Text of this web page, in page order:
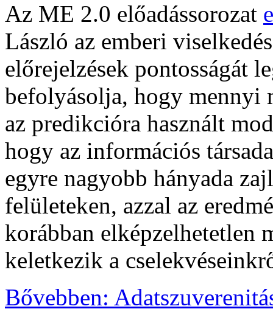
Az ME 2.0 előadássorozat
László az emberi
előrejelzések pontosságát
befolyásolja, hogy mennyi
az predikcióra használt
hogy az információs
egyre nagyobb hányada
felületeken, azzal az
korábban elképzelhetetlen
keletkezik a
Bővebben: